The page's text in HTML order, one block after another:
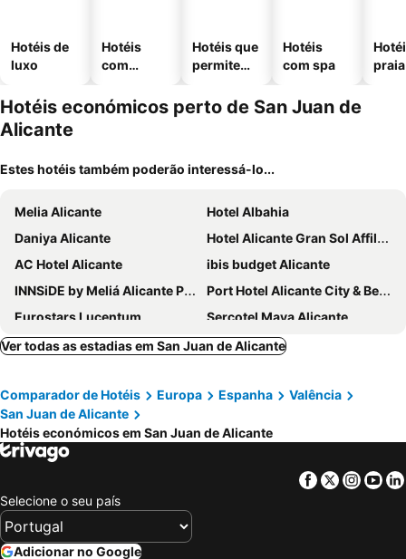
Hotéis de
luxo
Hotéis
com
Hotéis que
permitem
Hotéis
com spa
praia
Hotéis económicos perto de San Juan de
Alicante
Estes hotéis também poderão interessá-lo...
Melia Alicante
Hotel Albahia
Daniya Alicante
Hotel Alicante Gran Sol Affiliated by Meliá
AC Hotel Alicante
ibis budget Alicante
INNSiDE by Meliá Alicante Porta Maris
Port Hotel Alicante City & Beach
Eurostars Lucentum
Sercotel Maya Alicante
B&B Hotel Alicante
Eurostars Centrum Alicante
Hotel Boutique Calas de Alicante
Hotel La Milagrosa
Occidental Alicante
Travelodge Alicante Puerto
Bypillow Paseo
Eurostars Mediterranea Plaza
Hotel Serawa Alicante
Ver todas as estadias em San Juan de Alicante
Comparador de Hotéis Europa Espanha
Valência
San Juan de Alicante
Hotéis económicos em San Juan de Alicante
Facebook
Twitter
Selecione o seu país
Adicionar no Google